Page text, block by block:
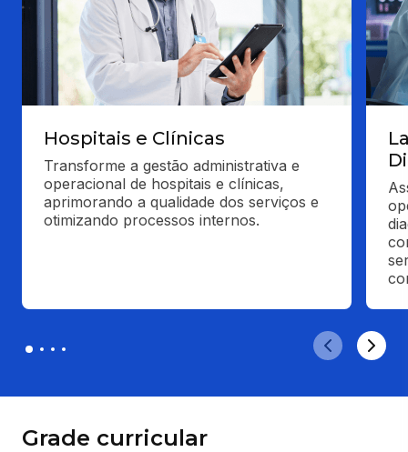
Hospitais e Clínicas
Transforme a gestão administrativa e
operacional de hospitais e clínicas,
aprimorando a qualidade dos serviços e
otimizando processos internos.
Grade curricular